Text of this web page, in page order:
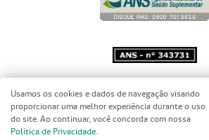
Copyright 2001 - 2026 Unimed
Brasil - Todos os direitos
Usamos os cookies e dados de navegação visando
proporcionar uma melhor experiência durante o uso
do site. Ao continuar, você concorda com nossa
Política de Privacidade.